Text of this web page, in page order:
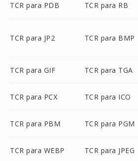
TCR para PDB TCR para RB
TCR para JP2 TCR para BMP
TCR para GIF TCR para TGA
TCR para PCX TCR para ICO
TCR para PBM TCR para PGM
TCR para WEBP TCR para JPEG